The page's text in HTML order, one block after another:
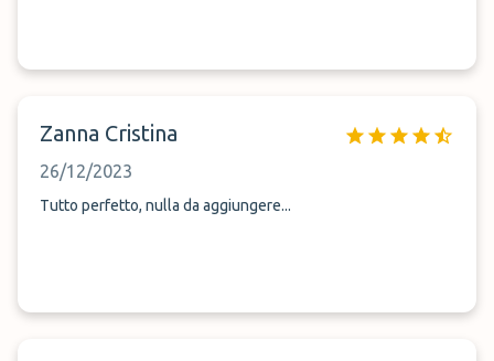
Zanna Cristina
26/12/2023
Tutto perfetto, nulla da aggiungere...